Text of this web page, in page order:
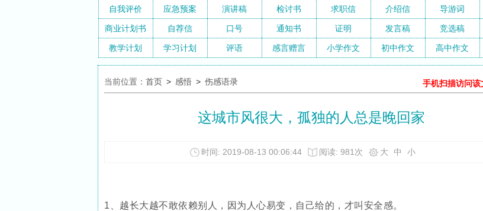
自我评价 应急预案 演讲稿 检讨书 求职信 介绍信 导游词
商业计划书 自荐信 口号 通知书 证明 发言稿 竞选稿
教学计划 学习计划 评语 感言赠言 小学作文 初中作文 高中作文
当前位置： 首页 > 感悟 > 伤感语录 手机扫描访问该
这城市风很大，孤独的人总是晚回家
时间: 2019-08-13 00:06:44 阅读: 981次 大 中 小
1、越长大越不敢依赖别人，因为人心易变，自己给的，才叫安全感。